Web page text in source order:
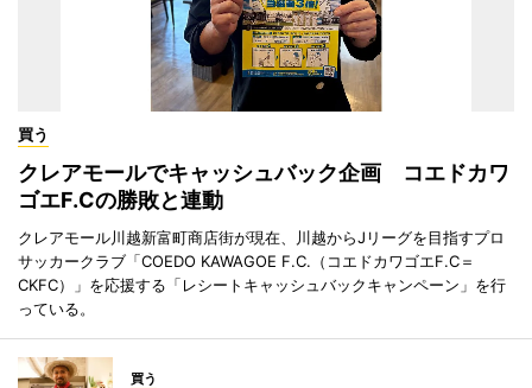
買う
クレアモールでキャッシュバック企画 コエドカワ
ゴエF.Cの勝敗と連動
クレアモール川越新富町商店街が現在、川越からJリーグを目指すプロ
サッカークラブ「COEDO KAWAGOE F.C.（コエドカワゴエF.C＝
CKFC）」を応援する「レシートキャッシュバックキャンペーン」を行
っている。
買う